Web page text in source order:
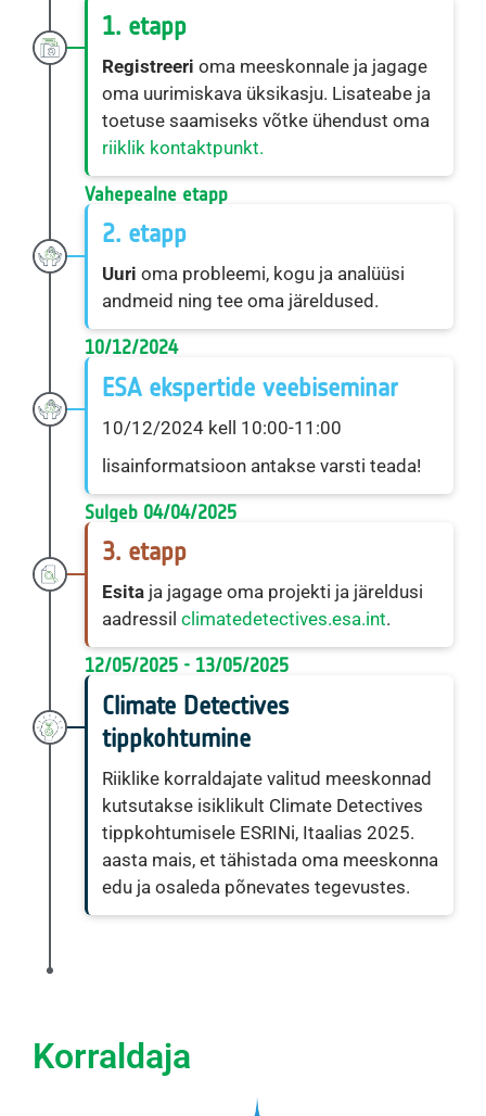
1. etapp
Registreeri oma meeskonnale ja jagage
oma uurimiskava üksikasju. Lisateabe ja
toetuse saamiseks võtke ühendust oma
riiklik kontaktpunkt.
Vahepealne etapp
2. etapp
Uuri oma probleemi, kogu ja analüüsi
andmeid ning tee oma järeldused.
10/12/2024
ESA ekspertide veebiseminar
10/12/2024 kell 10:00-11:00
lisainformatsioon antakse varsti teada!
Sulgeb 04/04/2025
3. etapp
Esitaja jagage oma projekti ja järeldusi
aadressil climatedetectives.esa.int.
12/05/2025 - 13/05/2025
Climate Detectives
tippkohtumine
Riiklike korraldajate valitud meeskonnad
kutsutakse isiklikult Climate Detectives
tippkohtumisele ESRINi, Itaalias 2025.
aasta mais, et tähistada oma meeskonna
edu ja osaleda põnevates tegevustes.
Korraldaja